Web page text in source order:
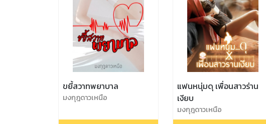
ขยี้สวาทพยาบาล
มงกุฎดาวเหนือ
แฟนหนุ่มดุ เพื่อนสาวร่าน
เงียบ
มงกุฎดาวเหนือ